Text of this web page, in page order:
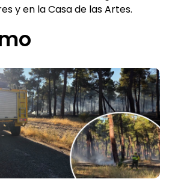
y en la Casa de las Artes.